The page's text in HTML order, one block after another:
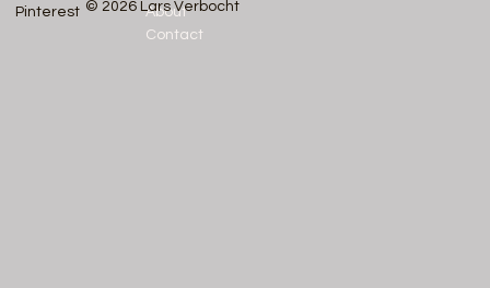
Pinterest
About
Contact
© 2026 Lars Verbocht